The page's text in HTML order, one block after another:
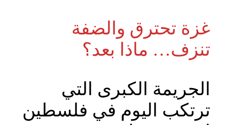
غزة تحترق والضفة
تنزف… ماذا بعد؟
الجريمة الكبرى التي
ترتكب اليوم في فلسطين